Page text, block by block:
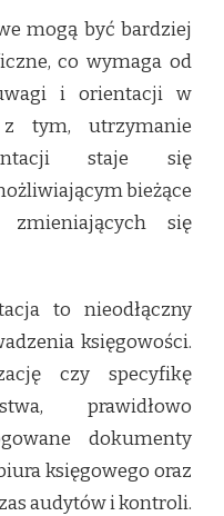
mogą być bardziej
co wymaga od
i orientacji w
tym, utrzymanie
staje się
bieżące
się
to nieodłączny
księgowości.
czy specyfikę
prawidłowo
dokumenty
księgowego oraz
audytów i kontroli.